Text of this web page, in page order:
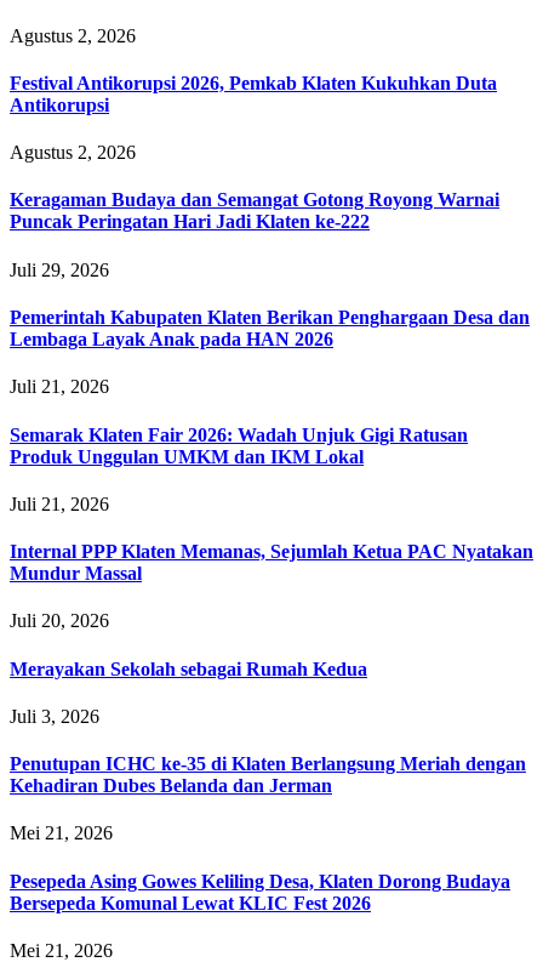
Agustus 2, 2026
Festival Antikorupsi 2026, Pemkab Klaten Kukuhkan Duta
Antikorupsi
Agustus 2, 2026
Keragaman Budaya dan Semangat Gotong Royong Warnai
Puncak Peringatan Hari Jadi Klaten ke-222
Juli 29, 2026
Pemerintah Kabupaten Klaten Berikan Penghargaan Desa dan
Lembaga Layak Anak pada HAN 2026
Juli 21, 2026
Semarak Klaten Fair 2026: Wadah Unjuk Gigi Ratusan
Produk Unggulan UMKM dan IKM Lokal
Juli 21, 2026
Internal PPP Klaten Memanas, Sejumlah Ketua PAC Nyatakan
Mundur Massal
Juli 20, 2026
Merayakan Sekolah sebagai Rumah Kedua
Juli 3, 2026
Penutupan ICHC ke-35 di Klaten Berlangsung Meriah dengan
Kehadiran Dubes Belanda dan Jerman
Mei 21, 2026
Pesepeda Asing Gowes Keliling Desa, Klaten Dorong Budaya
Bersepeda Komunal Lewat KLIC Fest 2026
Mei 21, 2026